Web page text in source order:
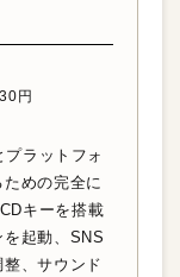
円
ラットフォ
めの完全に
キーを搭載
を起動、SNS
、サウンド